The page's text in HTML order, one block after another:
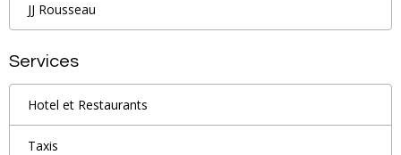
JJ Rousseau
Services
Hotel et Restaurants
Taxis